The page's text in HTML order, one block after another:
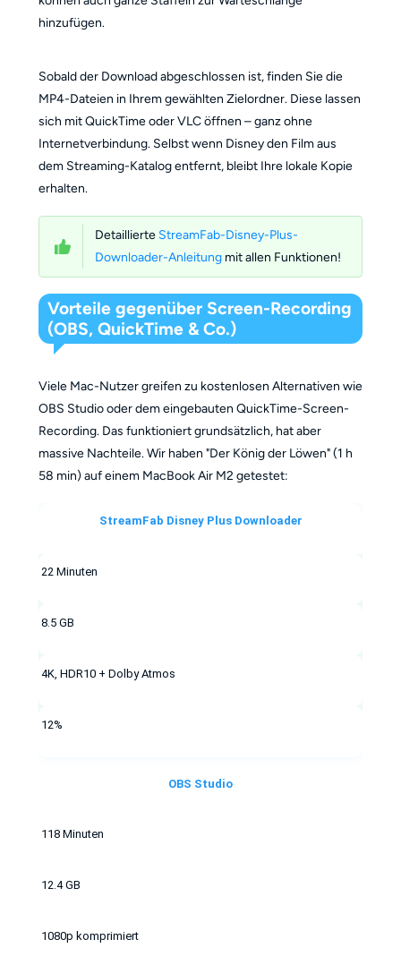
hinzufügen.
Sobald der Download abgeschlossen ist, finden Sie die
MP4-Dateien in Ihrem gewählten Zielordner. Diese lassen
sich mit QuickTime oder VLC öffnen – ganz ohne
Internetverbindung. Selbst wenn Disney den Film aus
dem Streaming-Katalog entfernt, bleibt Ihre lokale Kopie
erhalten.
Detaillierte StreamFab-Disney-Plus-
Downloader-Anleitungmit allen Funktionen!
Vorteile gegenüber Screen-Recording
(OBS, QuickTime & Co.)
Viele Mac-Nutzer greifen zu kostenlosen Alternativen wie
OBS Studio oder dem eingebauten QuickTime-Screen-
Recording. Das funktioniert grundsätzlich, hat aber
massive Nachteile. Wir haben "Der König der Löwen" (1 h
58 min) auf einem MacBook Air M2 getestet:
StreamFab Disney Plus Downloader
22 Minuten
8.5 GB
4K, HDR10 + Dolby Atmos
12%
OBS Studio
118 Minuten
12.4 GB
1080p komprimiert